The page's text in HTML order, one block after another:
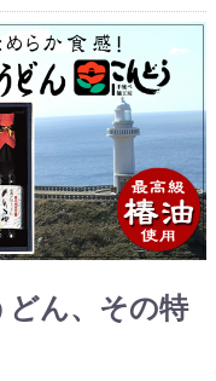
どん、その特